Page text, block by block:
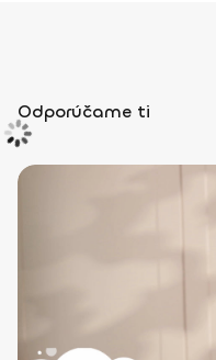
Odporúčame ti